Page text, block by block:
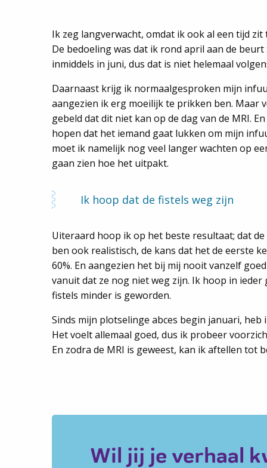
Ik zeg langverwacht, omdat ik ook al een tijd zit
De bedoeling was dat ik rond april aan de beurt
inmiddels in juni, dus dat is niet helemaal
Daarnaast krijg ik normaalgesproken mijn
aangezien ik erg moeilijk te prikken ben. Maar
gebeld dat dit niet kan op de dag van de MRI.
hopen dat het iemand gaat lukken om mijn
moet ik namelijk nog veel langer wachten op
gaan zien hoe het uitpakt.
Ik hoop dat de fistels weg zijn
Uiteraard hoop ik op het beste resultaat; dat
ben ook realistisch, de kans dat het de eerste
60%. En aangezien het bij mij nooit vanzelf
vanuit dat ze nog niet weg zijn. Ik hoop in ieder
fistels minder is geworden.
Sinds mijn plotselinge abces begin januari, heb
Het voelt allemaal goed, dus ik probeer
En zodra de MRI is geweest, kan ik aftellen tot
Wil jij je verhaal